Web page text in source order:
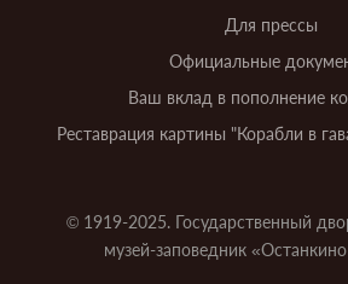
Для прессы
Официальные
Ваш вклад в пополнение
Реставрация картины "Корабли в
© 1919-2025. Государственный
музей-заповедник